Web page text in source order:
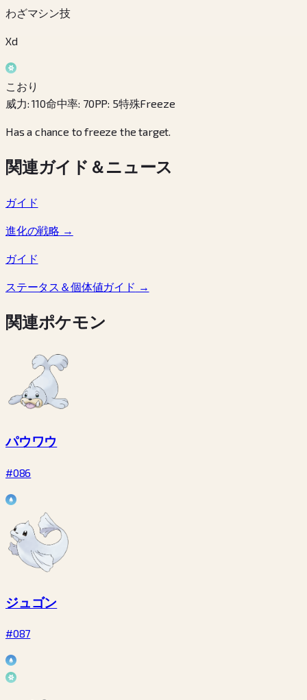
わざマシン技
Xd
こおり
威力:110命中率: 70PP: 5特殊Freeze
Has a chance to freeze the target.
関連ガイド＆ニュース
ガイド
進化の戦略 →
ガイド
ステータス＆個体値ガイド →
関連ポケモン
パウワウ
#086
ジュゴン
#087